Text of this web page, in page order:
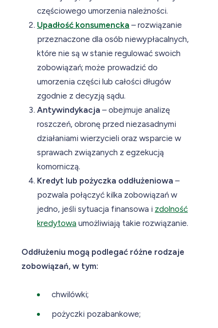
częściowego umorzenia należności.
Upadłość konsumencka – rozwiązanie
przeznaczone dla osób niewypłacalnych,
które nie są w stanie regulować swoich
zobowiązań; może prowadzić do
umorzenia części lub całości długów
zgodnie z decyzją sądu.
Antywindykacja – obejmuje analizę
roszczeń, obronę przed niezasadnymi
działaniami wierzycieli oraz wsparcie w
sprawach związanych z egzekucją
komorniczą.
Kredyt lub pożyczka oddłużeniowa –
pozwala połączyć kilka zobowiązań w
jedno, jeśli sytuacja finansowa i zdolność
kredytowa umożliwiają takie rozwiązanie.
Oddłużeniu mogą podlegać różne rodzaje
zobowiązań, w tym:
chwilówki;
pożyczki pozabankowe;